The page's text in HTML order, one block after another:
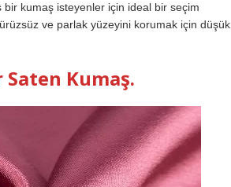
kumaş isteyenler için ideal bir seçim
ve parlak yüzeyini korumak için düşük
Saten Kumaş.